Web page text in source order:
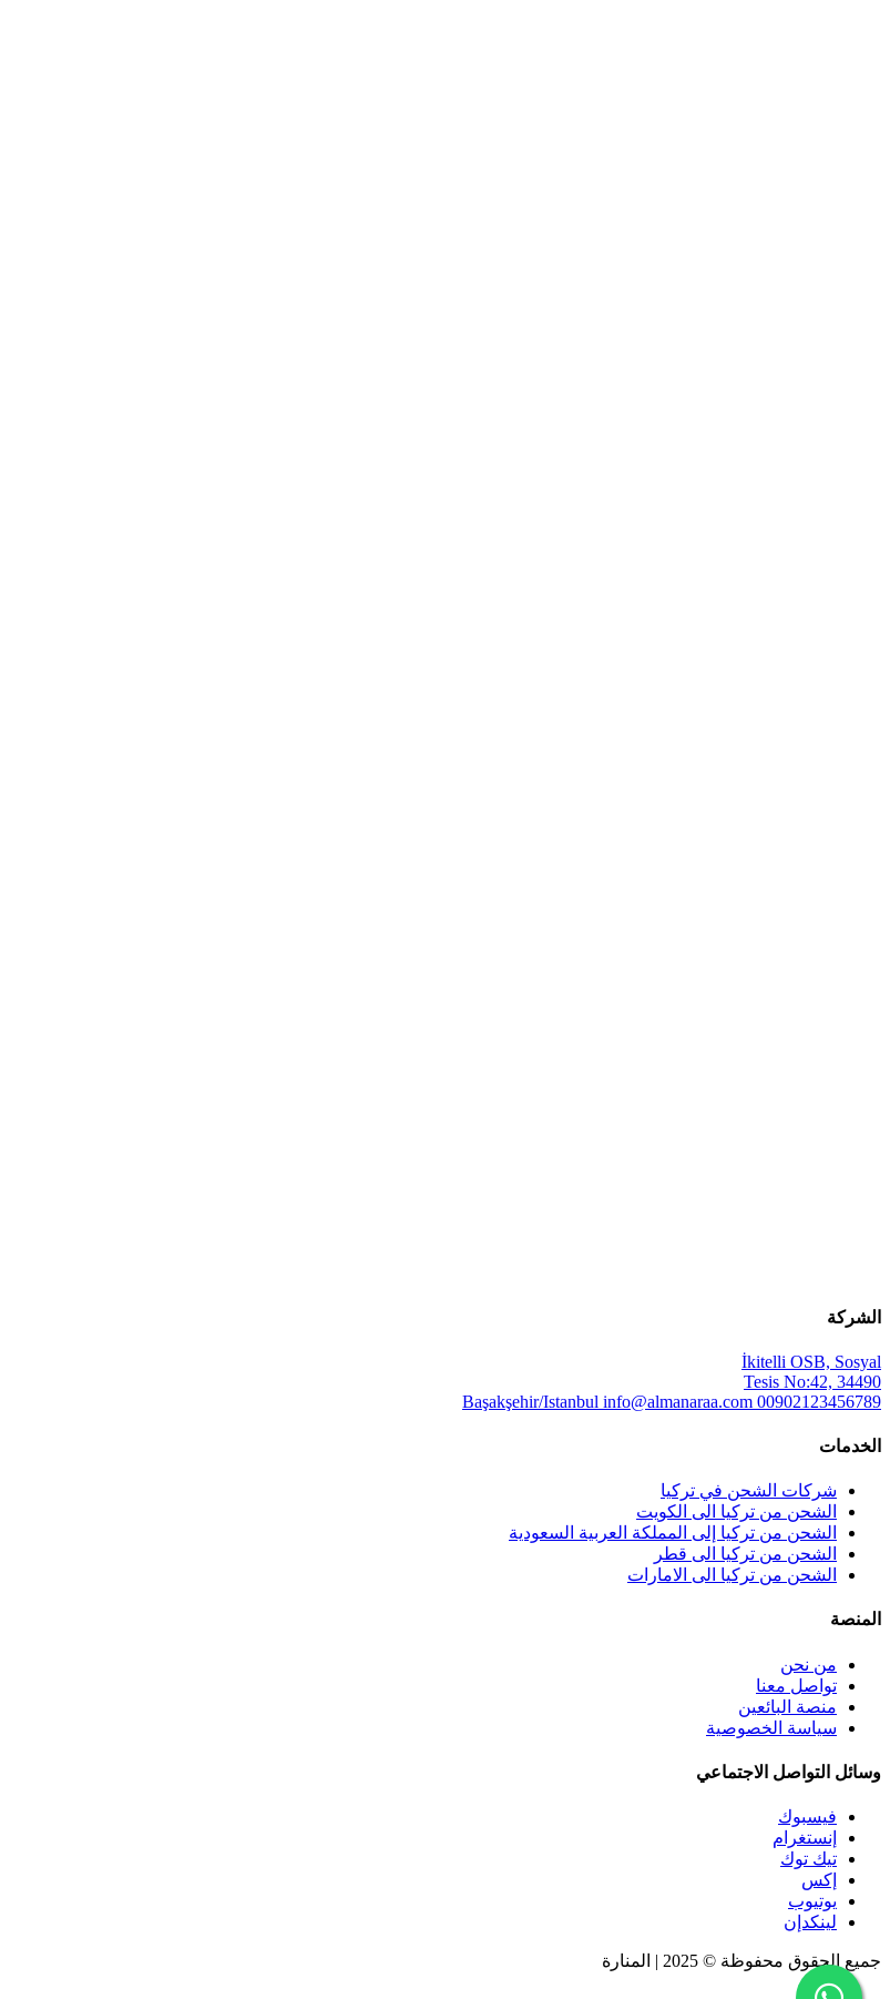
الشركة
İkitelli OSB, Sosyal
Tesis No:42, 34490
Başakşehir/Istanbul info@almanaraa.com 00902123456789
الخدمات
شركات الشحن في تركيا
الشحن من تركيا الى الكويت
الشحن من تركيا إلى المملكة العربية السعودية
الشحن من تركيا الى قطر
الشحن من تركيا الى الامارات
المنصة
من نحن
تواصل معنا
منصة البائعين
سياسة الخصوصية
وسائل التواصل الاجتماعي
فيسبوك
إنستغرام
تيك توك
إكس
يوتيوب
لينكدإن
جميع الحقوق محفوظة © 2025 | المنارة